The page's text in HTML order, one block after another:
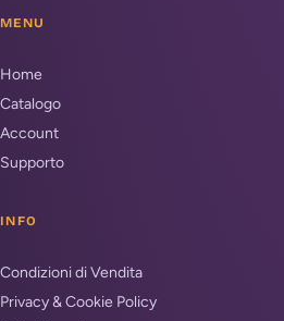
MENU
Home
Catalogo
Account
Supporto
INFO
Condizioni di Vendita
Privacy & Cookie Policy